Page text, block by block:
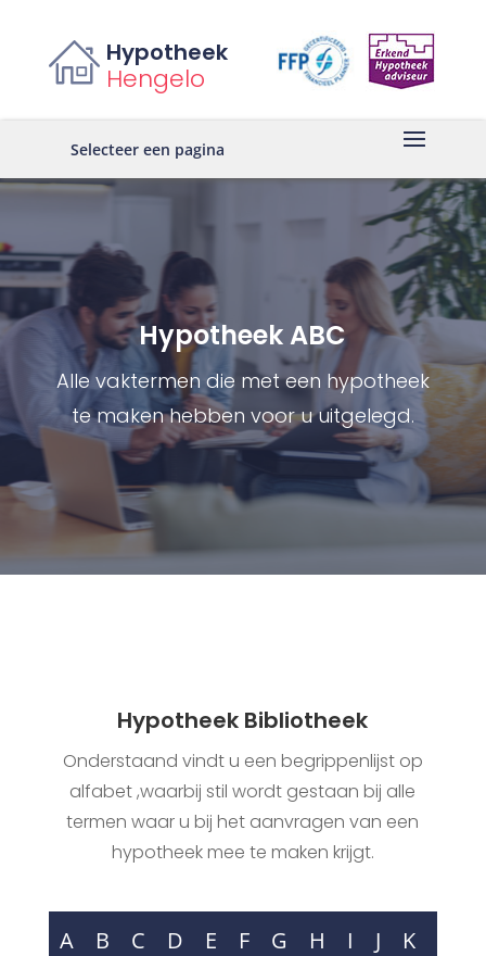
Hypotheek
Hengelo
Selecteer een pagina
Hypotheek ABC
Alle vaktermen die met een hypotheek
te maken hebben voor u uitgelegd.
Hypotheek Bibliotheek
Onderstaand vindt u een begrippenlijst op
alfabet ,waarbij stil wordt gestaan bij alle
termen waar u bij het aanvragen van een
hypotheek mee te maken krijgt.
A B C D E F G H I J
K